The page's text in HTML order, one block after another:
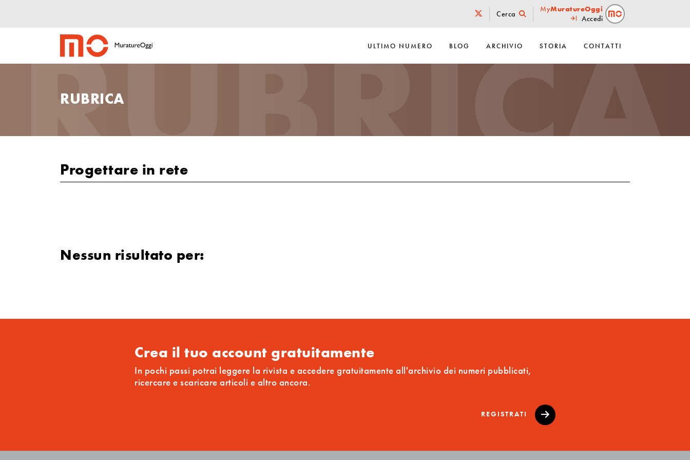
Cerca
MyMuratureOggi
Accedi
ULTIMO NUMERO BLOG ARCHIVIO STORIA CONTATTI
RUBRICA
RUBRICA
Progettare in rete
Nessun risultato per:
Crea il tuo account gratuitamente
In pochi passi potrai leggere la rivista e accedere gratuitamente all'archivio dei numeri pubblicati,
ricercare e scaricare articoli e altro ancora.
REGISTRATI